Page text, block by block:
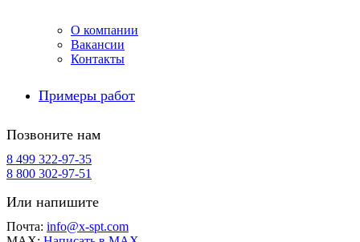
О компании
Вакансии
Контакты
Примеры работ
Позвоните нам
8 499 322-97-35
8 800 302-97-51
Или напишите
Почта: info@x-spt.com